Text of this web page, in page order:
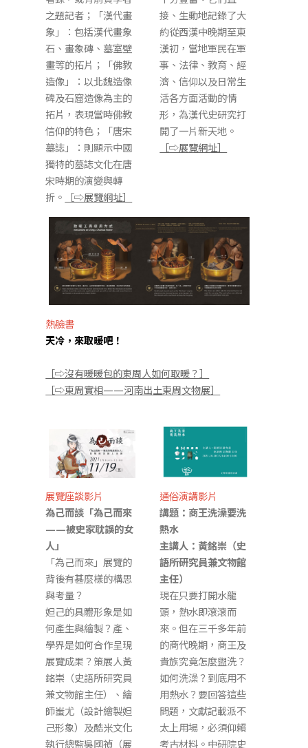
之題記者；「漢代畫
象」：包括漢代畫象
石、畫象磚、墓室壁
畫等的拓片；「佛教
造像」：以北魏造像
碑及石窟造像為主的
拓片，表現當時佛教
信仰的特色；「唐宋
墓誌」：則顯示中國
獨特的墓誌文化在唐
宋時期的演變與轉
折。
［⇨展覽網址］
接、生動地記錄了大
約從西漢中晚期至東
漢初，當地軍民在軍
事、法律、教育、經
濟、信仰以及日常生
活各方面活動的情
形，為漢代史研究打
開了一片新天地。
［⇨展覽網址］
熱臉書
天冷，來取暖吧！
［⇨沒有暖暖包的東周人如何取暖？］
［⇨東周實相——河南出土東周文物展］
展覽座談影片
為己而談 「為己而來
——被史家耽誤的女
人」
「為己而來」展覽的
背後有甚麼樣的構思
與考量？
妲己的具體形象是如
何產生與繪製？產、
學界是如何合作呈現
展覽成果？策展人黃
銘崇（史語所研究員
兼文物館主任）、繪
師蚩尤（設計繪製妲
己形象）及酷米文化
執行總監吳國禎（展
通俗演講影片
講題：商王洗澡要洗
熱水
主講人：黃銘崇 （史
語所研究員兼文物館
主任）
現在只要打開水龍
頭，熱水即滾滾而
來。但在三千多年前
的商代晚期，商王及
貴族究竟怎麼盥洗？
如何洗澡？到底用不
用熱水？要回答這些
問題，文獻記載派不
太上用場，必須仰賴
考古材料。中研院史